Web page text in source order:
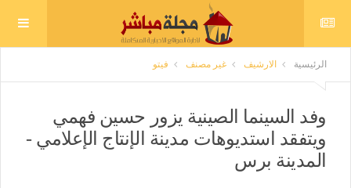
الرئيسية الارشيف غير مصنف فيتو
وفد السينما الصينية يزور حسين فهمي
ويتفقد استديوهات مدينة الإنتاج الإعلامي -
المدينة برس